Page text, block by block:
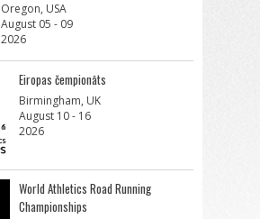
Oregon, USA
August 05 - 09
2026
Eiropas čempionāts
Birmingham, UK
August 10 - 16
2026
World Athletics Road Running
Championships